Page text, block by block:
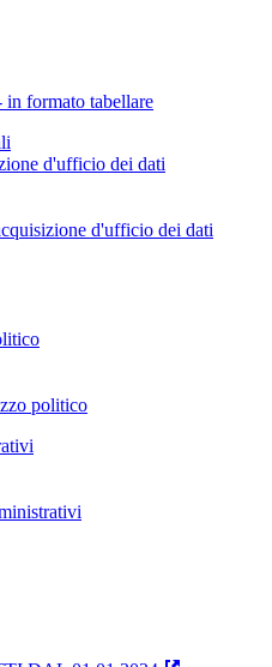
formato tabellare
d'ufficio dei dati
d'ufficio dei dati
politico